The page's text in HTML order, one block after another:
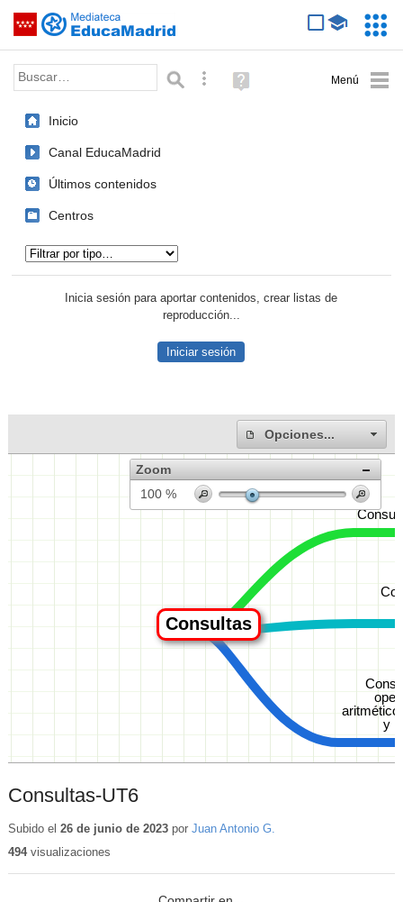
Saltar navegación
Palabra o frase: Búsqueda avanzada
Ayuda
(en
Inicio
Canal EducaMadrid
Últimos contenidos
Centros
Inicia sesión para aportar contenidos, crear listas de
reproducción...
Iniciar sesión
Consultas-UT6
Subido el 26 de junio de 2023por Juan Antonio G.
494visualizaciones